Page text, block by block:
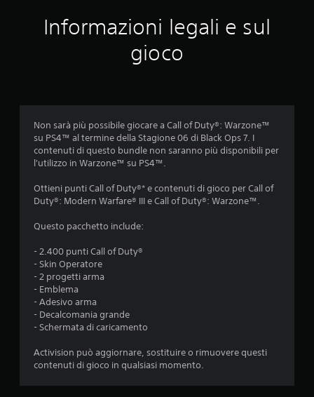
e
i
a
i
t
e
Informazioni legali e sul
gioco
Non sarà più possibile giocare a Call of Duty®: Warzone™
su PS4™ al termine della Stagione 06 di Black Ops 7. I
contenuti di questo bundle non saranno più disponibili per
l'utilizzo in Warzone™ su PS4™.
Ottieni punti Call of Duty®* e contenuti di gioco per Call of
Duty®: Modern Warfare® III e Call of Duty®: Warzone™.
Questo pacchetto include:
- 2.400 punti Call of Duty®
- Skin Operatore
- 2 progetti arma
- Emblema
- Adesivo arma
- Decalcomania grande
- Schermata di caricamento
Activision può aggiornare, sostituire o rimuovere questi
contenuti di gioco in qualsiasi momento.